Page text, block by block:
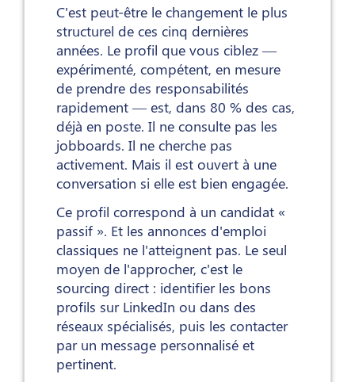
C'est peut-être le changement le plus
structurel de ces cinq dernières
années. Le profil que vous ciblez —
expérimenté, compétent, en mesure
de prendre des responsabilités
rapidement — est, dans 80 % des cas,
déjà en poste. Il ne consulte pas les
jobboards. Il ne cherche pas
activement. Mais il est ouvert à une
conversation si elle est bien engagée.
Ce profil correspond à un candidat «
passif ». Et les annonces d'emploi
classiques ne l'atteignent pas. Le seul
moyen de l'approcher, c'est le
sourcing direct : identifier les bons
profils sur LinkedIn ou dans des
réseaux spécialisés, puis les contacter
par un message personnalisé et
pertinent.